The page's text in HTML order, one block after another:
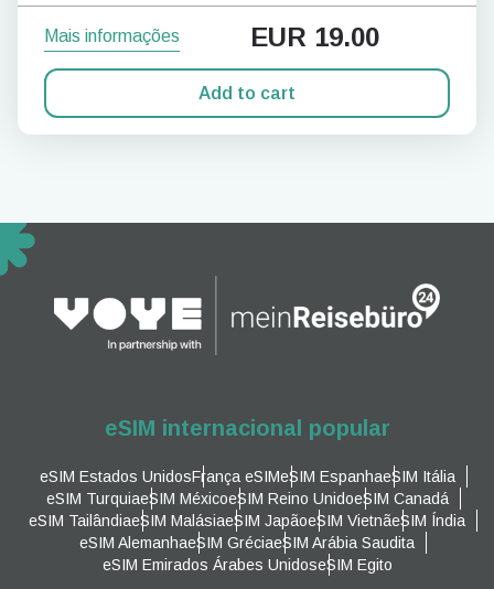
Mais informações EUR 19.00
Add to cart
eSIM internacional popular
eSIM Estados UnidosFrança eSIMeSIM EspanhaeSIM Itália
eSIM TurquiaeSIM MéxicoeSIM Reino UnidoeSIM Canadá
eSIM TailândiaeSIM MalásiaeSIM JapãoeSIM VietnãeSIM Índia
eSIM AlemanhaeSIM GréciaeSIM Arábia Saudita
eSIM Emirados Árabes UnidoseSIM Egito